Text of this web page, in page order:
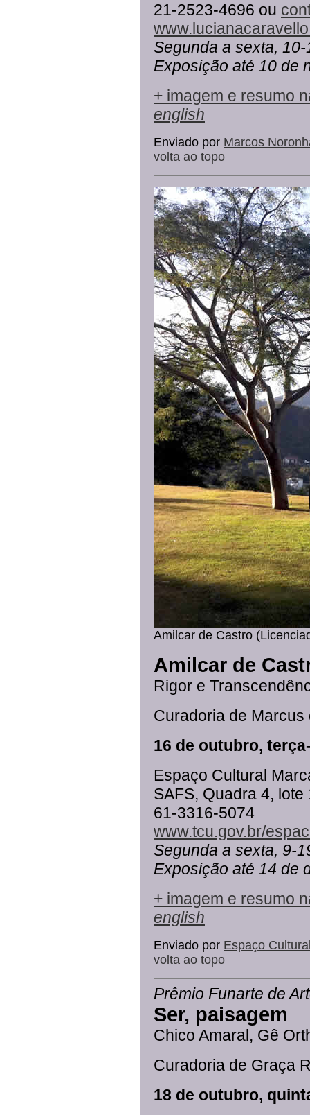
21-2523-4696 ou
Segunda a sexta,
Exposição até 10 de
+ imagem e resumo
english
Enviado por Marcos
volta ao topo
Amilcar de Castro
Amilcar de
Rigor e
Curadoria de
16 de outubro,
Espaço Cultural
SAFS, Quadra 4,
61-3316-5074
www.tcu.gov.br/
Segunda a sexta, 9-
Exposição até 14 de
+ imagem e resumo
english
Enviado por Espaço
volta ao topo
Prêmio Funarte de
Ser, paisagem
Chico Amaral, Gê
Curadoria de Graça
18 de outubro,